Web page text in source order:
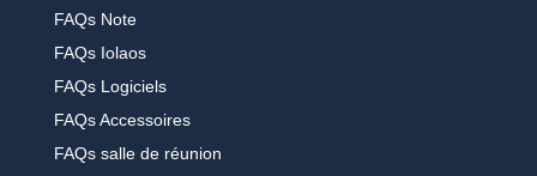
FAQs Note
FAQs Iolaos
FAQs Logiciels
FAQs Accessoires
FAQs salle de réunion